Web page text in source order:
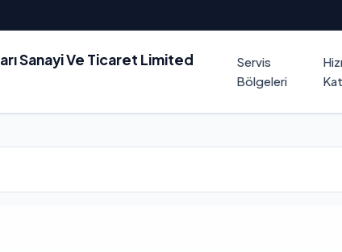
Sanayi Ve Ticaret Limited
Servis
Bölgeleri